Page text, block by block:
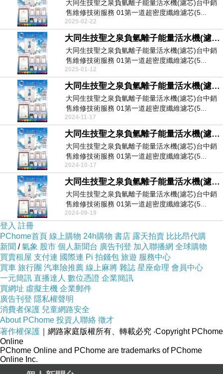
大同生技聖之泉負氫離子能量活水機(濾芯)台中銷
售維修技術服務 01第一道超密度纖維濾芯(5...
2025-02-22
大同生技聖之泉負氫離子能量活水機(濾芯)台中銷售維修技術服務
大同生技聖之泉負氫離子能量活水機(濾芯)台中銷
售維修技術服務 01第一道超密度纖維濾芯(5...
2025-01-12
大同生技聖之泉負氫離子能量活水機(濾芯)台中銷售維修技術服務
大同生技聖之泉負氫離子能量活水機(濾芯)台中銷
售維修技術服務 01第一道超密度纖維濾芯(5...
2024-11-17
大同生技聖之泉負氫離子能量活水機(濾芯)台中銷售維修技術服務
大同生技聖之泉負氫離子能量活水機(濾芯)台中銷
售維修技術服務 01第一道超密度纖維濾芯(5...
2024-10-17
大同生技聖之泉負氫離子能量活水機(濾芯)銷售維修技術服務
大同生技聖之泉負氫離子能量活水機(濾芯)台中銷
售維修技術服務 01第一道超密度纖維濾芯(5...
2024-09-19
登入 註冊
PChome首頁 線上購物 24h購物 書店 露天拍賣 比比昂代購
新聞 /氣象 股市 個人新聞台 廣告刊登 加入聯播網 全球購物
買賣租屋 支付連 國際連 Pi 拍錢包 旅遊 服務中心
買車 旅行團 汽車險推薦 線上麻將 雜誌 星座命理 會員中心
一元簡訊 直播達人 數位憑證 企業簡訊
買網址 虛擬主機 企業郵件
廣告刊登 隱私權聲明
消費者保護 兒童網路安全
About PChome 投資人聯絡 徵才
著作權保護 ｜網路家庭版權所有、轉載必究 ‧Copyright PChome
Online
PChome Online and PChome are trademarks of PChome
Online Inc.